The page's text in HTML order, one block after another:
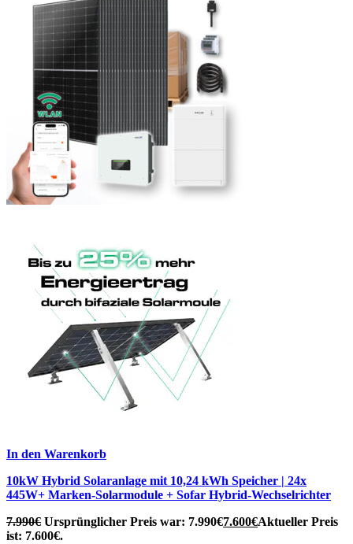
In den Warenkorb
10kW Hybrid Solaranlage mit 10,24 kWh Speicher | 24x
445W+ Marken-Solarmodule + Sofar Hybrid-Wechselrichter
7.990€ Ursprünglicher Preis war: 7.990€7.600€Aktueller Preis
ist: 7.600€.